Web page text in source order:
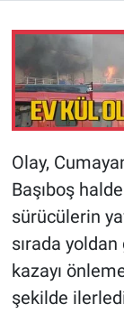
Olay,
Başıboş
sürücülerin
sırada
kazayı
şekilde